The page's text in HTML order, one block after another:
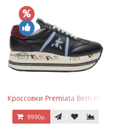
Кроссовки Premiata Beth Black Blue
9990р.